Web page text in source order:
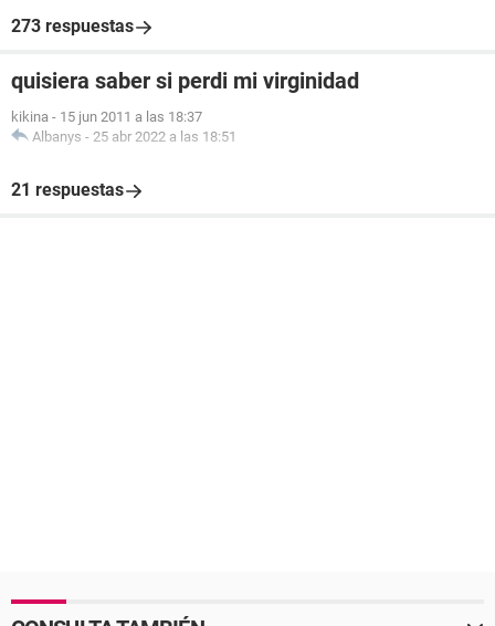
273 respuestas
quisiera saber si perdi mi virginidad
kikina - 15 jun 2011 a las 18:37
Albanys - 25 abr 2022 a las 18:51
21 respuestas